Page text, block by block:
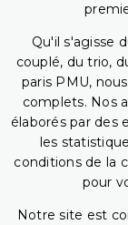
Qu'il s'agisse
couplé, du trio,
paris PMU,
complets. Nos
élaborés par des
les
conditions de la
pour
Notre site est